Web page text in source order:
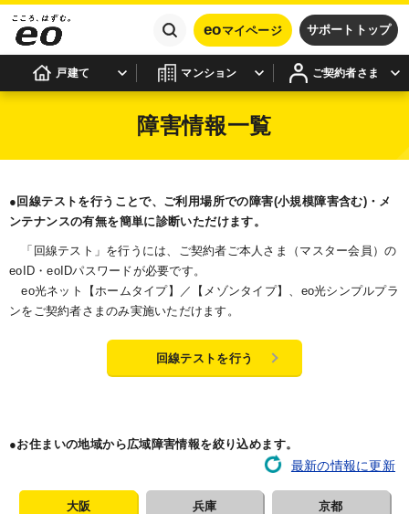
eoマイページ サポートトップ
戸建て マンション ご契約者さま
障害情報一覧
●回線テストを行うことで、ご利用場所での障害(小規模障害含む)・メ
ンテナンスの有無を簡単に診断いただけます。
「回線テスト」を行うには、ご契約者ご本人さま（マスター会員）の
eoID・eoIDパスワードが必要です。
eo光ネット【ホームタイプ】／【メゾンタイプ】、eo光シンプルプラ
ンをご契約者さまのみ実施いただけます。
回線テストを行う
●お住まいの地域から広域障害情報を絞り込めます。
最新の情報に更新
大阪 兵庫 京都